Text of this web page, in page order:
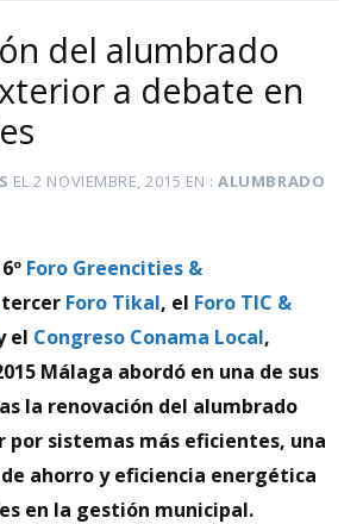
del alumbrado
a debate en
EL2 NOVIEMBRE, 2015 EN
ALUMBRADO
Foro Greencities &
Foro Tikal, el Foro TIC &
el Congreso Conama Local,
Málaga abordó en una de sus
la renovación del alumbrado
por sistemas más eficientes, una
ahorro y eficiencia energética
en la gestión municipal.